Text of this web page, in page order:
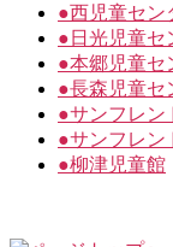
●西児童セン
● 日光児童セ
●本郷児童セ
●長森児童セ
●サンフレン
●サンフレン
●柳津児童館